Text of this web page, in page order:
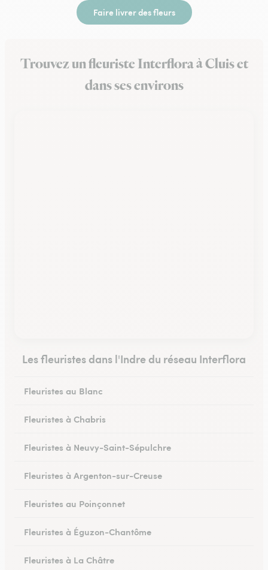
Faire livrer des fleurs
Trouvez un fleuriste Interflora à Cluis et
dans ses environs
Les fleuristes dans l'Indre du réseau Interflora
Fleuristes au Blanc
Fleuristes à Chabris
Fleuristes à Neuvy-Saint-Sépulchre
Fleuristes à Argenton-sur-Creuse
Fleuristes au Poinçonnet
Fleuristes à Éguzon-Chantôme
Fleuristes à La Châtre